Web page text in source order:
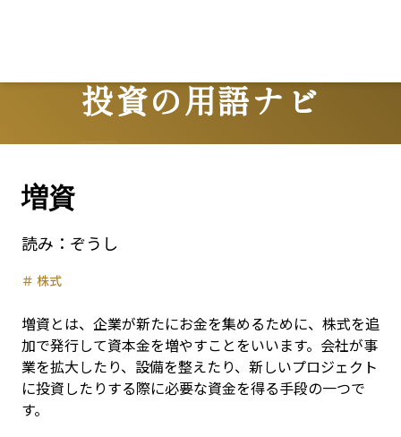
投資の用語ナビ
Terms
増資
読み： ぞうし
＃ 株式
増資とは、企業が新たにお金を集めるために、株式を追
加で発行して資本金を増やすことをいいます。会社が事
業を拡大したり、設備を整えたり、新しいプロジェクト
に投資したりする際に必要な資金を得る手段の一つで
す。